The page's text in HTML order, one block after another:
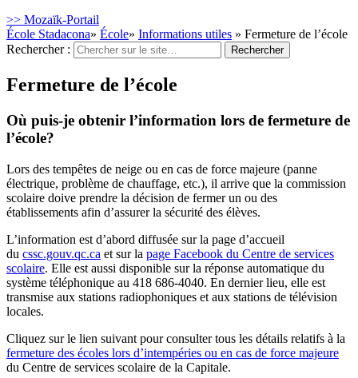
>> Mozaïk-Portail
École Stadacona» École» Informations utiles » Fermeture de l’école
Rechercher :
Fermeture de l’école
Où puis-je obtenir l’information lors de fermeture de
l’école?
Lors des tempêtes de neige ou en cas de force majeure (panne
électrique, problème de chauffage, etc.), il arrive que la commission
scolaire doive prendre la décision de fermer un ou des
établissements afin d’assurer la sécurité des élèves.
L’information est d’abord diffusée sur la page d’accueil
du cssc.gouv.qc.ca et sur la page Facebook du Centre de services
scolaire. Elle est aussi disponible sur la réponse automatique du
système téléphonique au 418 686-4040. En dernier lieu, elle est
transmise aux stations radiophoniques et aux stations de télévision
locales.
Cliquez sur le lien suivant pour consulter tous les détails relatifs à la
fermeture des écoles lors d’intempéries ou en cas de force majeure
du Centre de services scolaire de la Capitale.